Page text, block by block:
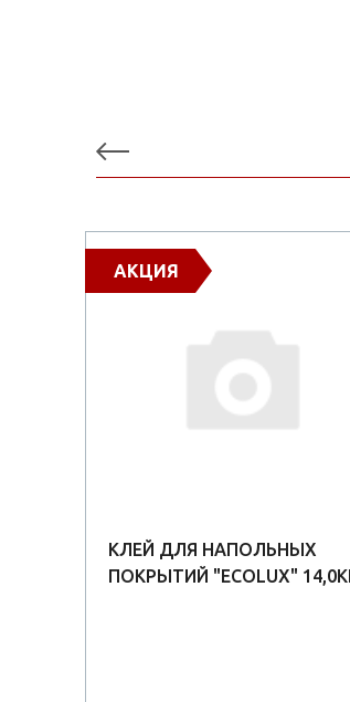
АКЦИЯ
КЛЕЙ ДЛЯ НАПОЛЬНЫХ
ПОКРЫТИЙ "ECOLUX"